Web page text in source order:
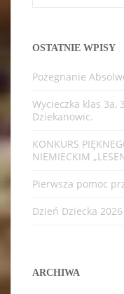
OSTATNIE WPISY
Pożegnanie
Wycieczka klas 3a,
Dziekanowic.
KONKURS
NIEMIECKIM
Pierwsza pomoc
Dzień Dziecka 2026
ARCHIWA